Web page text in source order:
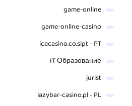
game-online
game-online-casino
icecasino.co.sipt - PT
IT Образование
jurist
lazybar-casino.pl - PL